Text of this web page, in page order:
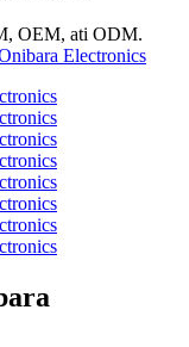
OEM, ati ODM.